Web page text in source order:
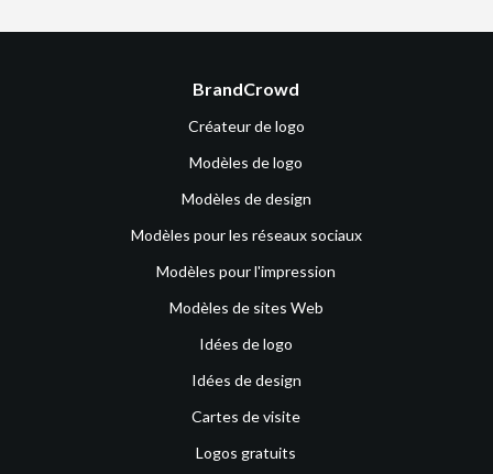
BrandCrowd
Créateur de logo
Modèles de logo
Modèles de design
Modèles pour les réseaux sociaux
Modèles pour l'impression
Modèles de sites Web
Idées de logo
Idées de design
Cartes de visite
Logos gratuits